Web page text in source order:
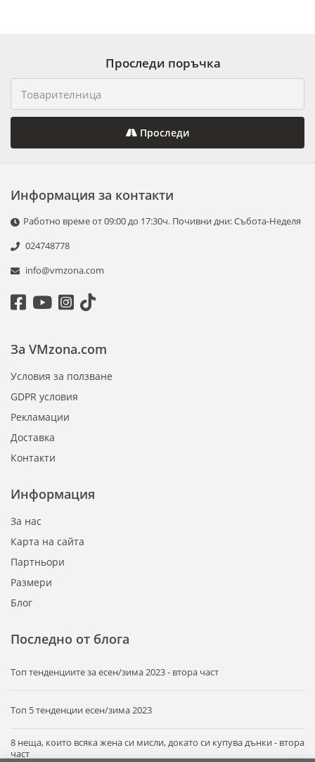
Проследи поръчка
Проследи
Информация за контакти
Работно време от 09:00 до 17:30ч. Почивни дни: Събота-Неделя
024748778
info@vmzona.com
Информация
За нас
Карта на сайта
Партньори
Размери
Блог
За VMzona.com
Условия за ползване
GDPR условия
Рекламации
Доставка
Контакти
Последно от блога
Tоп тенденциите за есен/зима 2023 - втора част
Топ 5 тенденции есен/зима 2023
8 неща, които всяка жена си мисли, докато си купува дънки - втора
част